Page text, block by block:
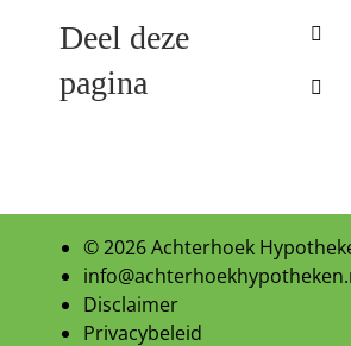
Deel deze
pagina
© 2026 Achterhoek
Disclaimer
Privacybeleid